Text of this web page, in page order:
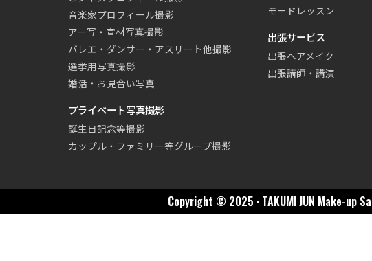
音楽家プロフィール撮影
アー写・宣材写真撮影
バレエ・ダンサー・アスリート他撮影
選挙用写真撮影
婚活・お見合い写真
プライベート写真撮影
誕生日記念等撮影
カップル・ファミリー等グループ撮影
モードレッスン
出張サービス
出張ヘアメイク
出張講師・講演
Copyright © 2025 · TAKUMI JUN Make-up